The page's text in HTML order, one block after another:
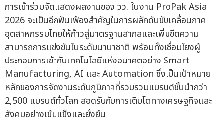
การเข้าร่วมจัดแสดงผลงานของ วว. ในงาน ProPak Asia
2026 จะเป็นอีกฟันเฟืองสำคัญในการผลักดันขับเคลื่อนภาค
อุตสาหกรรมไทยให้ก้าวสู่มาตรฐานสากลและเพิ่มขีดความ
สามารถการแข่งขันในระดับนานาชาติ พร้อมทั้งเชื่อมโยงผู้
ประกอบการเข้ากับเทคโนโลยีแห่งอนาคตอย่าง Smart
Manufacturing, AI และ Automation ซึ่งเป็นเป้าหมาย
หลักของการจัดงานระดับภูมิภาคที่รวบรวมแบรนด์ชั้นนำกว่า
2,500 แบรนด์ทั่วโลก สอดรับกับการเติบโตทางเศรษฐกิจและ
สังคมอย่างเข้มแข็งและยั่งยืน